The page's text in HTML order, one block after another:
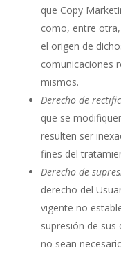
que Copy
como, entre
el origen de
comunicaciones
mismos.
Derecho de
que se
resulten ser
fines del
Derecho de
derecho del
vigente no
supresión de
no sean